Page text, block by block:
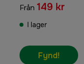
Från 149 kr
I lager
Fynd!